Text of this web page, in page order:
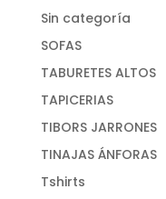
Sin categoría
SOFAS
TABURETES ALTOS
TAPICERIAS
TIBORS JARRONES
TINAJAS ÁNFORAS
Tshirts